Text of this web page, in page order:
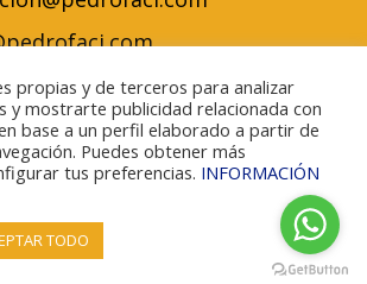
570
Faci |Política de privacidad Aviso legal
propias y de terceros para analizar
y mostrarte publicidad relacionada con
base a un perfil elaborado a partir de
Puedes obtener más
tus preferencias. INFORMACIÓN
TODO